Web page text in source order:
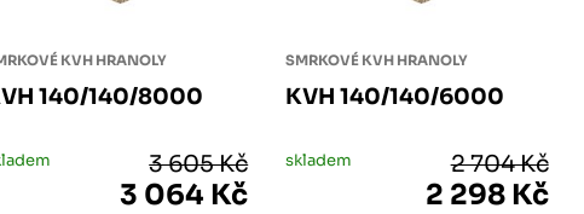
KVH HRANOLY
140/140/8000
3 605 Kč
3 064 Kč
SMRKOVÉ KVH HRANOLY
KVH 140/140/6000
skladem 2 704 Kč
2 298 Kč